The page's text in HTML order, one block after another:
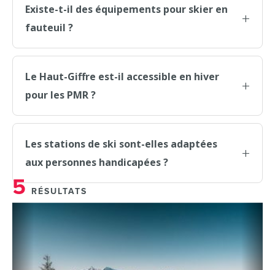
Existe-t-il des équipements pour skier en
fauteuil ?
Le Haut-Giffre est-il accessible en hiver
pour les PMR ?
Les stations de ski sont-elles adaptées
aux personnes handicapées ?
5 RÉSULTATS